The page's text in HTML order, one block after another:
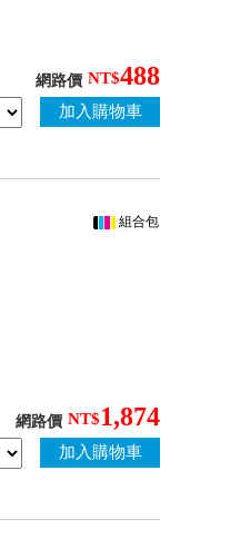
網路價 NT$488
加入購物車
組合包
網路價 NT$1,874
加入購物車